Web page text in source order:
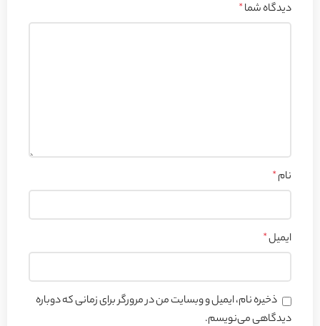
دیدگاه شما*
نام*
ایمیل*
ذخیره نام، ایمیل و وبسایت من در مرورگر برای زمانی که دوباره
دیدگاهی می‌نویسم.